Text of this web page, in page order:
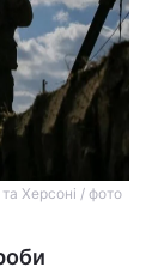
Херсоні / фото